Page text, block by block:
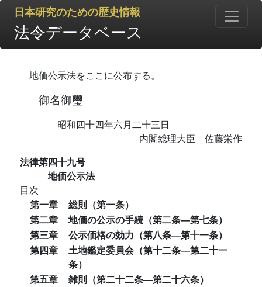
日本研究のための歴史情報
法令データベース
地価公示法をここに公布する。
御名御璽
昭和四十四年六月二十三日
内閣総理大臣 佐藤栄作
法律第四十九号
地価公示法
目次
第一章
総則（第一条）
第二章
地価の公示の手続（第二条―第七条）
第三章
公示価格の効力（第八条―第十一条）
第四章
土地鑑定委員会（第十二条―第二十一
条）
第五章
雑則（第二十二条―第二十六条）